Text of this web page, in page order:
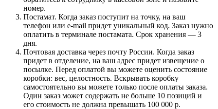
номер.
Постамат. Когда заказ поступит на точку, на ваш
телефон или e-mail придет уникальный код. Заказ нужно
оплатить в терминале постамата. Срок хранения — 3
дня.
Почтовая доставка через почту России. Когда заказ
придет в отделение, на ваш адрес придет извещение о
посылке. Перед оплатой вы можете оценить состояние
коробки: вес, целостность. Вскрывать коробку
самостоятельно вы можете только после оплаты заказа.
Один заказ может содержать не больше 10 позиций и
его стоимость не должна превышать 100 000 р.